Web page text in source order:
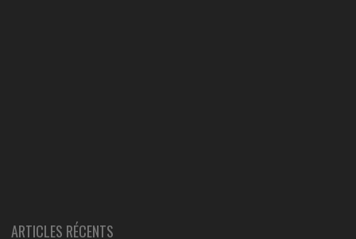
ARTICLES RÉCENTS